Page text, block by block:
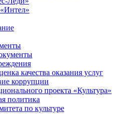
качества оказания услуг
коррупции
проекта «Культура»
политика
по культуре